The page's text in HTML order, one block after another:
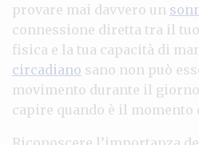
provare mai davvero un
connessione diretta tra il
fisica e la tua capacità di
circadiano sano non può
movimento durante il
capire quando è il